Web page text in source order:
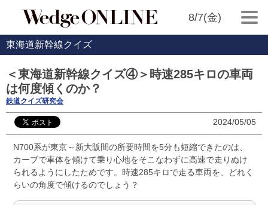
8/7(金)
東海道新幹線クイズ
＜東海道新幹線クイズ④＞時速285キロの車両
は何度傾くのか？
鉄道クイズ研究会
2024/05/05
N700系が東京～新大阪間の所要時間を5分も短縮できたのは、
カーブで車体を傾けて乗り心地をそこなわずに高速で走りぬけ
られるようにしたためです。時速285キロで走る車両を、どれく
らいの角度で傾けるのでしょう？